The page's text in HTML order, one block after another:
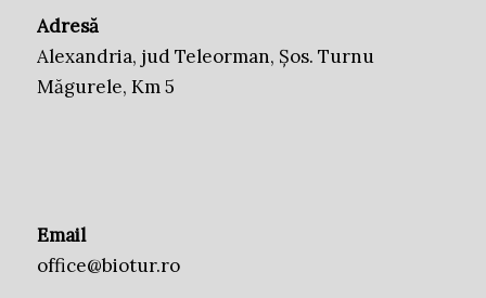
Adresă
Alexandria, jud Teleorman, Șos. Turnu
Măgurele, Km 5
Email
office@biotur.ro